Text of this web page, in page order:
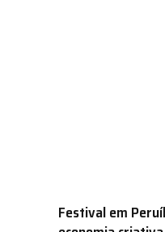
Festival em